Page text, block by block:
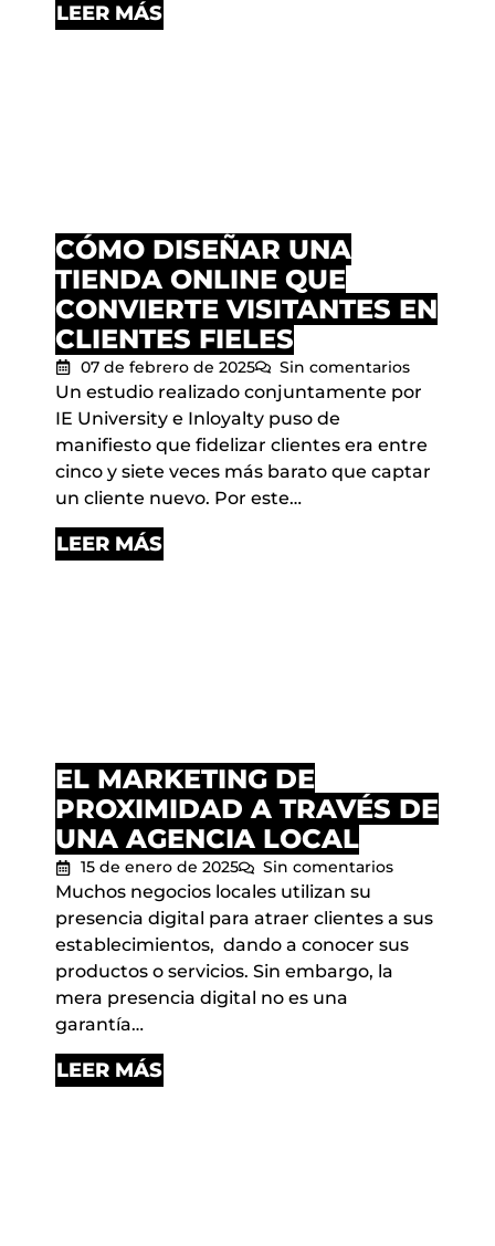
LEER MÁS
CÓMO DISEÑAR UNA
TIENDA ONLINE QUE
CONVIERTE VISITANTES EN
CLIENTES FIELES
07 de febrero de 2025 Sin comentarios
Un estudio realizado conjuntamente por
IE University e Inloyalty puso de
manifiesto que fidelizar clientes era entre
cinco y siete veces más barato que captar
un cliente nuevo. Por este…
LEER MÁS
EL MARKETING DE
PROXIMIDAD A TRAVÉS DE
UNA AGENCIA LOCAL
15 de enero de 2025 Sin comentarios
Muchos negocios locales utilizan su
presencia digital para atraer clientes a sus
establecimientos, dando a conocer sus
productos o servicios. Sin embargo, la
mera presencia digital no es una
garantía…
LEER MÁS